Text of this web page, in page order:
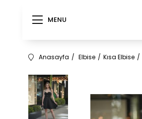
MENU
Anasayfa Elbise Kısa Elbise